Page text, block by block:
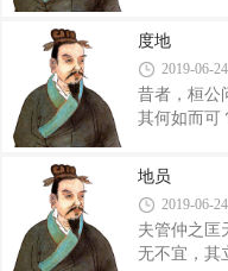
明，见奸
三曰人之，
在？
上观于贤也
善之旌，而
有总街之庭
进也。此古
也。”桓公
犯，事约而
之正士，内
度地
2019-06-24
昔者，桓公
其何如而可
地，而择地
落渠之写
利养其人，
义。乃别制
百家为里，
地员
2019-06-24
夫管仲之
无不宜，其